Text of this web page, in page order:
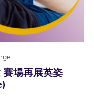
賽場再展英姿